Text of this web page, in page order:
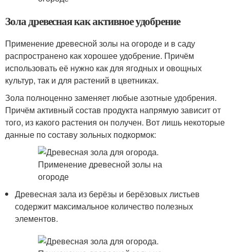
Зола древесная как активное удобрение
Применение древесной золы на огороде и в саду
распространено как хорошее удобрение. Причём
использовать её нужно как для ягодных и овощных
культур, так и для растений в цветниках.
Зола полноценно заменяет любые азотные удобрения.
Причём активный состав продукта напрямую зависит от
того, из какого растения он получен. Вот лишь некоторые
данные по составу зольных подкормок:
Древесная зала из берёзы и берёзовых листьев
содержит максимальное количество полезных
элементов.